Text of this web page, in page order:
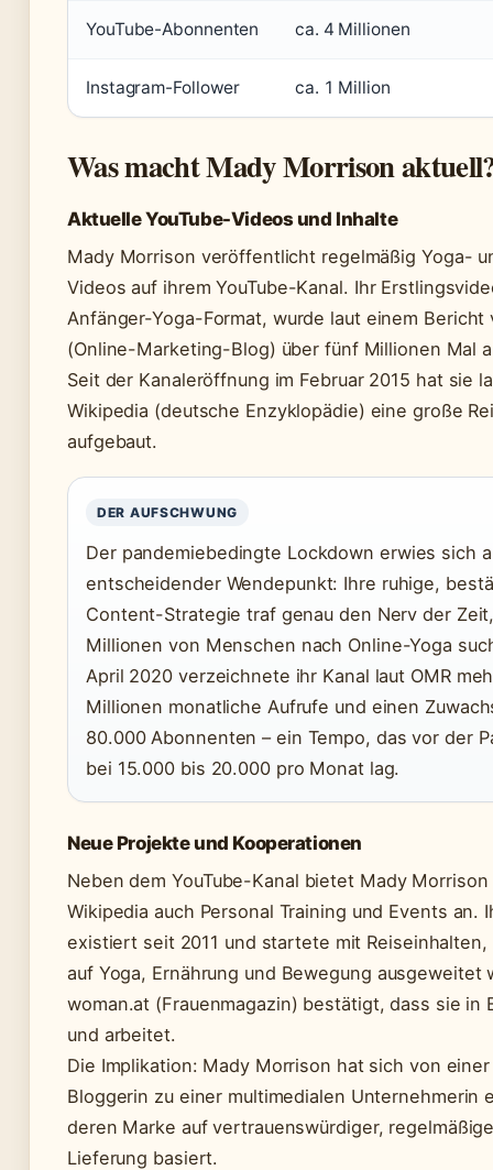
YouTube-Abonnenten ca. 4 Millionen
Instagram-Follower ca. 1 Million
Was macht Mady Morrison
Aktuelle YouTube-Videos und Inhalte
Mady Morrison veröffentlicht regelmäßig Yoga-
Videos auf ihrem YouTube-Kanal. Ihr
Anfänger-Yoga-Format, wurde laut einem Bericht
(Online-Marketing-Blog) über fünf Millionen Mal
Seit der Kanaleröffnung im Februar 2015 hat sie
Wikipedia (deutsche Enzyklopädie) eine große
aufgebaut.
DER AUFSCHWUNG
Der pandemiebedingte Lockdown erwies sich
entscheidender Wendepunkt: Ihre ruhige,
Content-Strategie traf genau den Nerv der
Millionen von Menschen nach Online-Yoga
April 2020 verzeichnete ihr Kanal laut OMR
Millionen monatliche Aufrufe und einen
80.000 Abonnenten – ein Tempo, das vor der
bei 15.000 bis 20.000 pro Monat lag.
Neue Projekte und Kooperationen
Neben dem YouTube-Kanal bietet Mady Morrison
Wikipedia auch Personal Training und Events an.
existiert seit 2011 und startete mit Reiseinhalten,
auf Yoga, Ernährung und Bewegung ausgeweitet
woman.at (Frauenmagazin) bestätigt, dass sie in
und arbeitet.
Die Implikation: Mady Morrison hat sich von
Bloggerin zu einer multimedialen Unternehmerin
deren Marke auf vertrauenswürdiger,
Lieferung basiert.